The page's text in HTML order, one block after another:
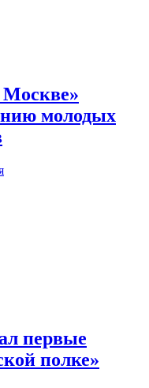
Москве»
молодых
первые
полке»